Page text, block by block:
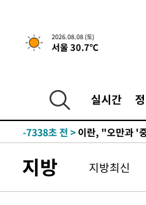
2026.08.08 (토)
서울 30.7℃
실시간
후임
-15803초 전 >이강인, 폭염
-8253초 전 >
[속보]이 대통
-7338초 전 >이란, "오만과 '
드는 임시"
18분 전 >"낮 기온 소폭 하락
18분 전 >
19분 전 >
[단독]중수청 지원
도
53분 전 >낮 최고 37도 찜통
지방 지방최신